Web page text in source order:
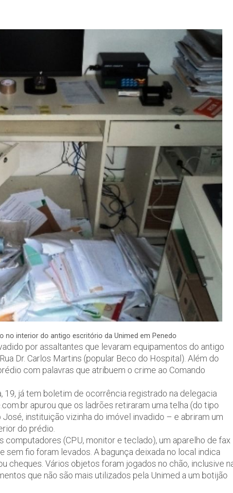
no interior do antigo escritório da Unimed em Penedo
por assaltantes que levaram equipamentos do antigo
Dr. Carlos Martins (popular Beco do Hospital). Além do
com palavras que atribuem o crime ao Comando
já tem boletim de ocorrência registrado na delegacia
apurou que os ladrões retiraram uma telha (do tipo
instituição vizinha do imóvel invadido – e abriram um
do prédio.
(CPU, monitor e teclado), um aparelho de fax
fio foram levados. A bagunça deixada no local indica
cheques. Vários objetos foram jogados no chão, inclusive
que não são mais utilizados pela Unimed a um botijão